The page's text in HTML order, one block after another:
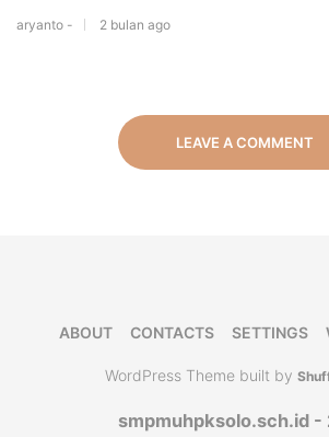
aryanto - 2 bulan ago
LEAVE A COMMENT
ABOUT CONTACTS SETTINGS
WordPress Theme built by
smpmuhpksolo.sch.id -